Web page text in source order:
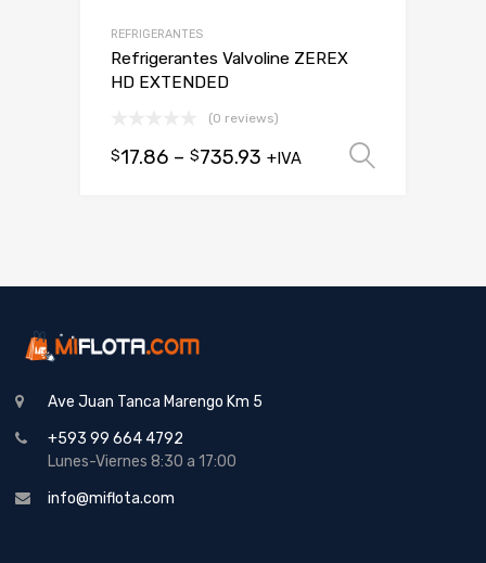
REFRIGERANTES
Refrigerantes Valvoline ZEREX
HD EXTENDED
(0 reviews)
$17.86 – $735.93 +IVA
Ave Juan Tanca Marengo Km 5
+593 99 664 4792
Lunes-Viernes 8:30 a 17:00
info@miflota.com